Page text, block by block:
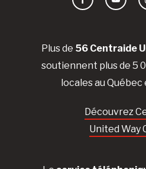
Plus de 56 Centraide
soutiennent plus de 5
locales au Québec
Découvrez
United Way
Facebook